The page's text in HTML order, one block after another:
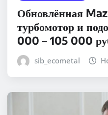
Обновлённая
турбомотор и
000 – 105 000
sib_ecometal